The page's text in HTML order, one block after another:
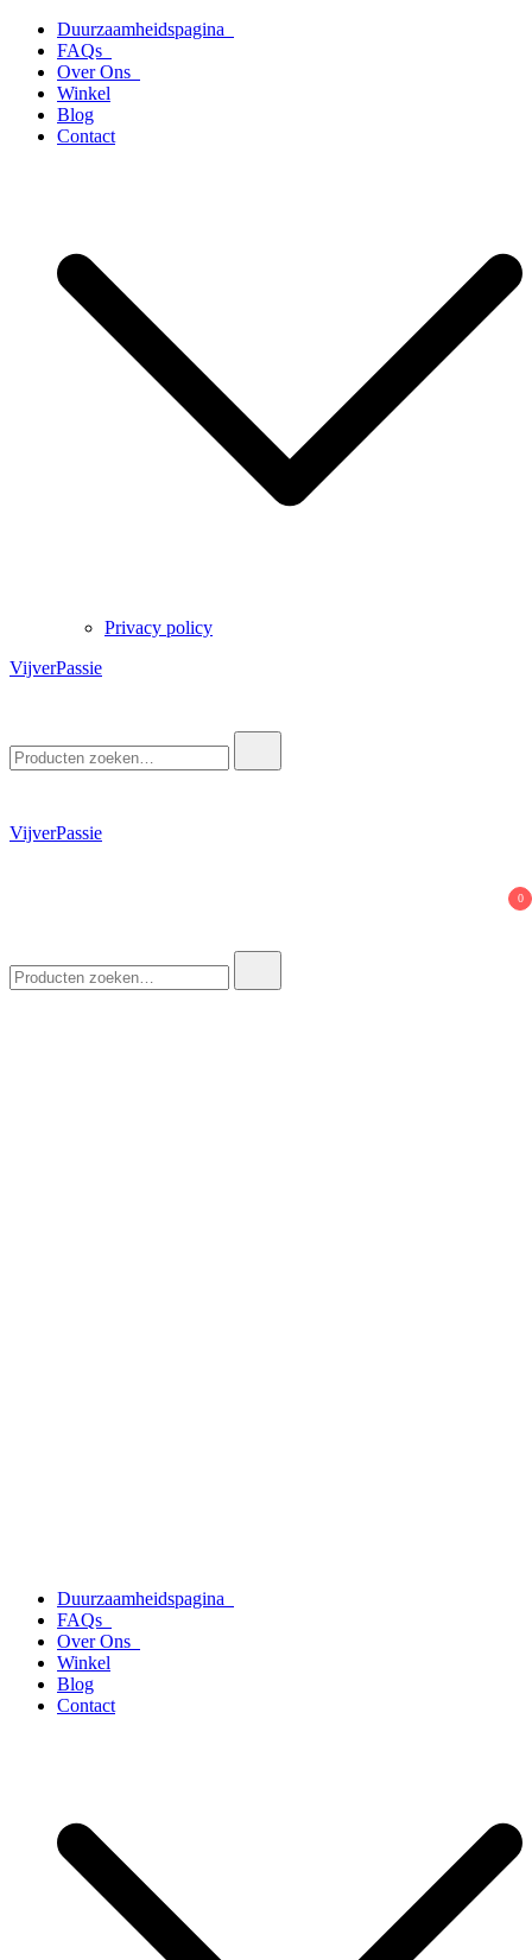
naar
inhoud
Duurzaamheidspagina
FAQs
Over Ons
Winkel
Blog
Contact
Privacy policy
VijverPassie
naar:
VijverPassie
0
naar:
Duurzaamheidspagina
FAQs
Over Ons
Winkel
Blog
Contact